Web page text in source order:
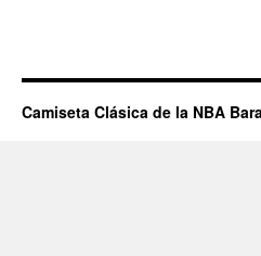
Camiseta Clásica de la NBA